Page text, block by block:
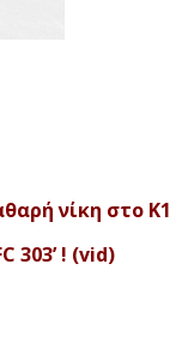
νίκη στο
303’ ! (vid)